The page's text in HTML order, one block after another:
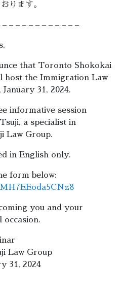
ります。
– – – – – – – – – – –
that Toronto Shokokai
host the Immigration Law
31, 2024.
informative session
a specialist in
Law Group.
in English only.
form below:
you and your
occasion.
Law Group
31, 2024